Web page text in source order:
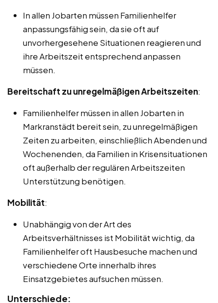
In allen Jobarten müssen Familienhelfer
anpassungsfähig sein, da sie oft auf
unvorhergesehene Situationen reagieren und
ihre Arbeitszeit entsprechend anpassen
müssen.
Bereitschaft zu unregelmäßigen Arbeitszeiten:
Familienhelfer müssen in allen Jobarten in
Markranstädt bereit sein, zu unregelmäßigen
Zeiten zu arbeiten, einschließlich Abenden und
Wochenenden, da Familien in Krisensituationen
oft außerhalb der regulären Arbeitszeiten
Unterstützung benötigen.
Mobilität:
Unabhängig von der Art des
Arbeitsverhältnisses ist Mobilität wichtig, da
Familienhelfer oft Hausbesuche machen und
verschiedene Orte innerhalb ihres
Einsatzgebietes aufsuchen müssen.
Unterschiede: